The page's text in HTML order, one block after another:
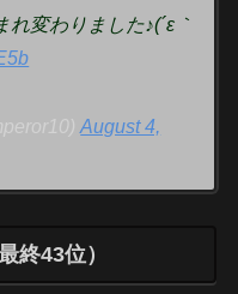
変わりました♪(´ε｀
August 4,
終43位）